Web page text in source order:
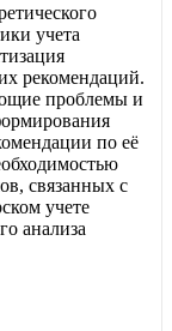
учета
рекомендаций.
проблемы и
по её
связанных с
учете
анализа